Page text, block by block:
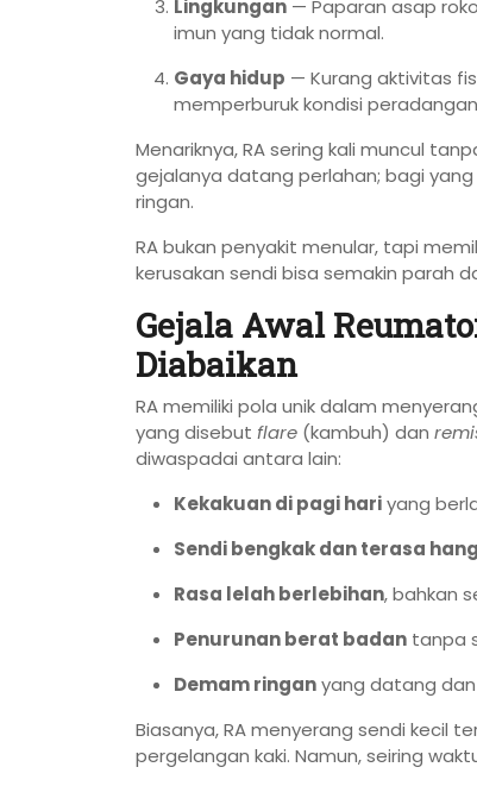
Lingkungan — Paparan asap
imun yang tidak normal.
Gaya hidup — Kurang aktivitas
memperburuk kondisi
Menariknya, RA sering kali muncul
gejalanya datang perlahan; bagi
ringan.
RA bukan penyakit menular, tapi
kerusakan sendi bisa semakin parah
Gejala Awal
Diabaikan
RA memiliki pola unik dalam
yang disebut flare (kambuh) dan
diwaspadai antara lain:
Kekakuan di pagi hariyang
Sendi bengkak dan terasa
Rasa lelah berlebihan, bahkan
Penurunan berat badan tanpa
Demam ringanyang datang
Biasanya, RA menyerang sendi kecil
pergelangan kaki. Namun, seiring